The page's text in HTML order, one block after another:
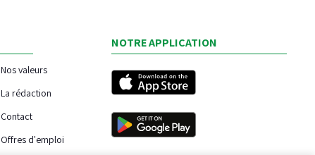
Nos valeurs
La rédaction
Contact
Offres d'emploi
NOTRE APPLICATION